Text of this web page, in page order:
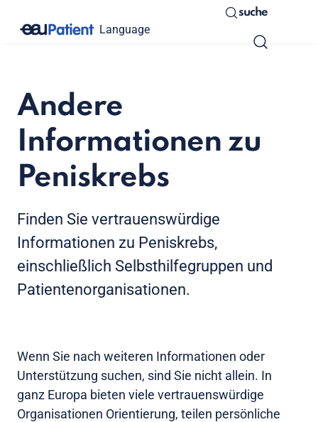
Language
suche
Andere
Informationen zu
Peniskrebs
Finden Sie vertrauenswürdige
Informationen zu Peniskrebs,
einschließlich Selbsthilfegruppen und
Patientenorganisationen.
Wenn Sie nach weiteren Informationen oder
Unterstützung suchen, sind Sie nicht allein. In
ganz Europa bieten viele vertrauenswürdige
Organisationen Orientierung, teilen persönliche